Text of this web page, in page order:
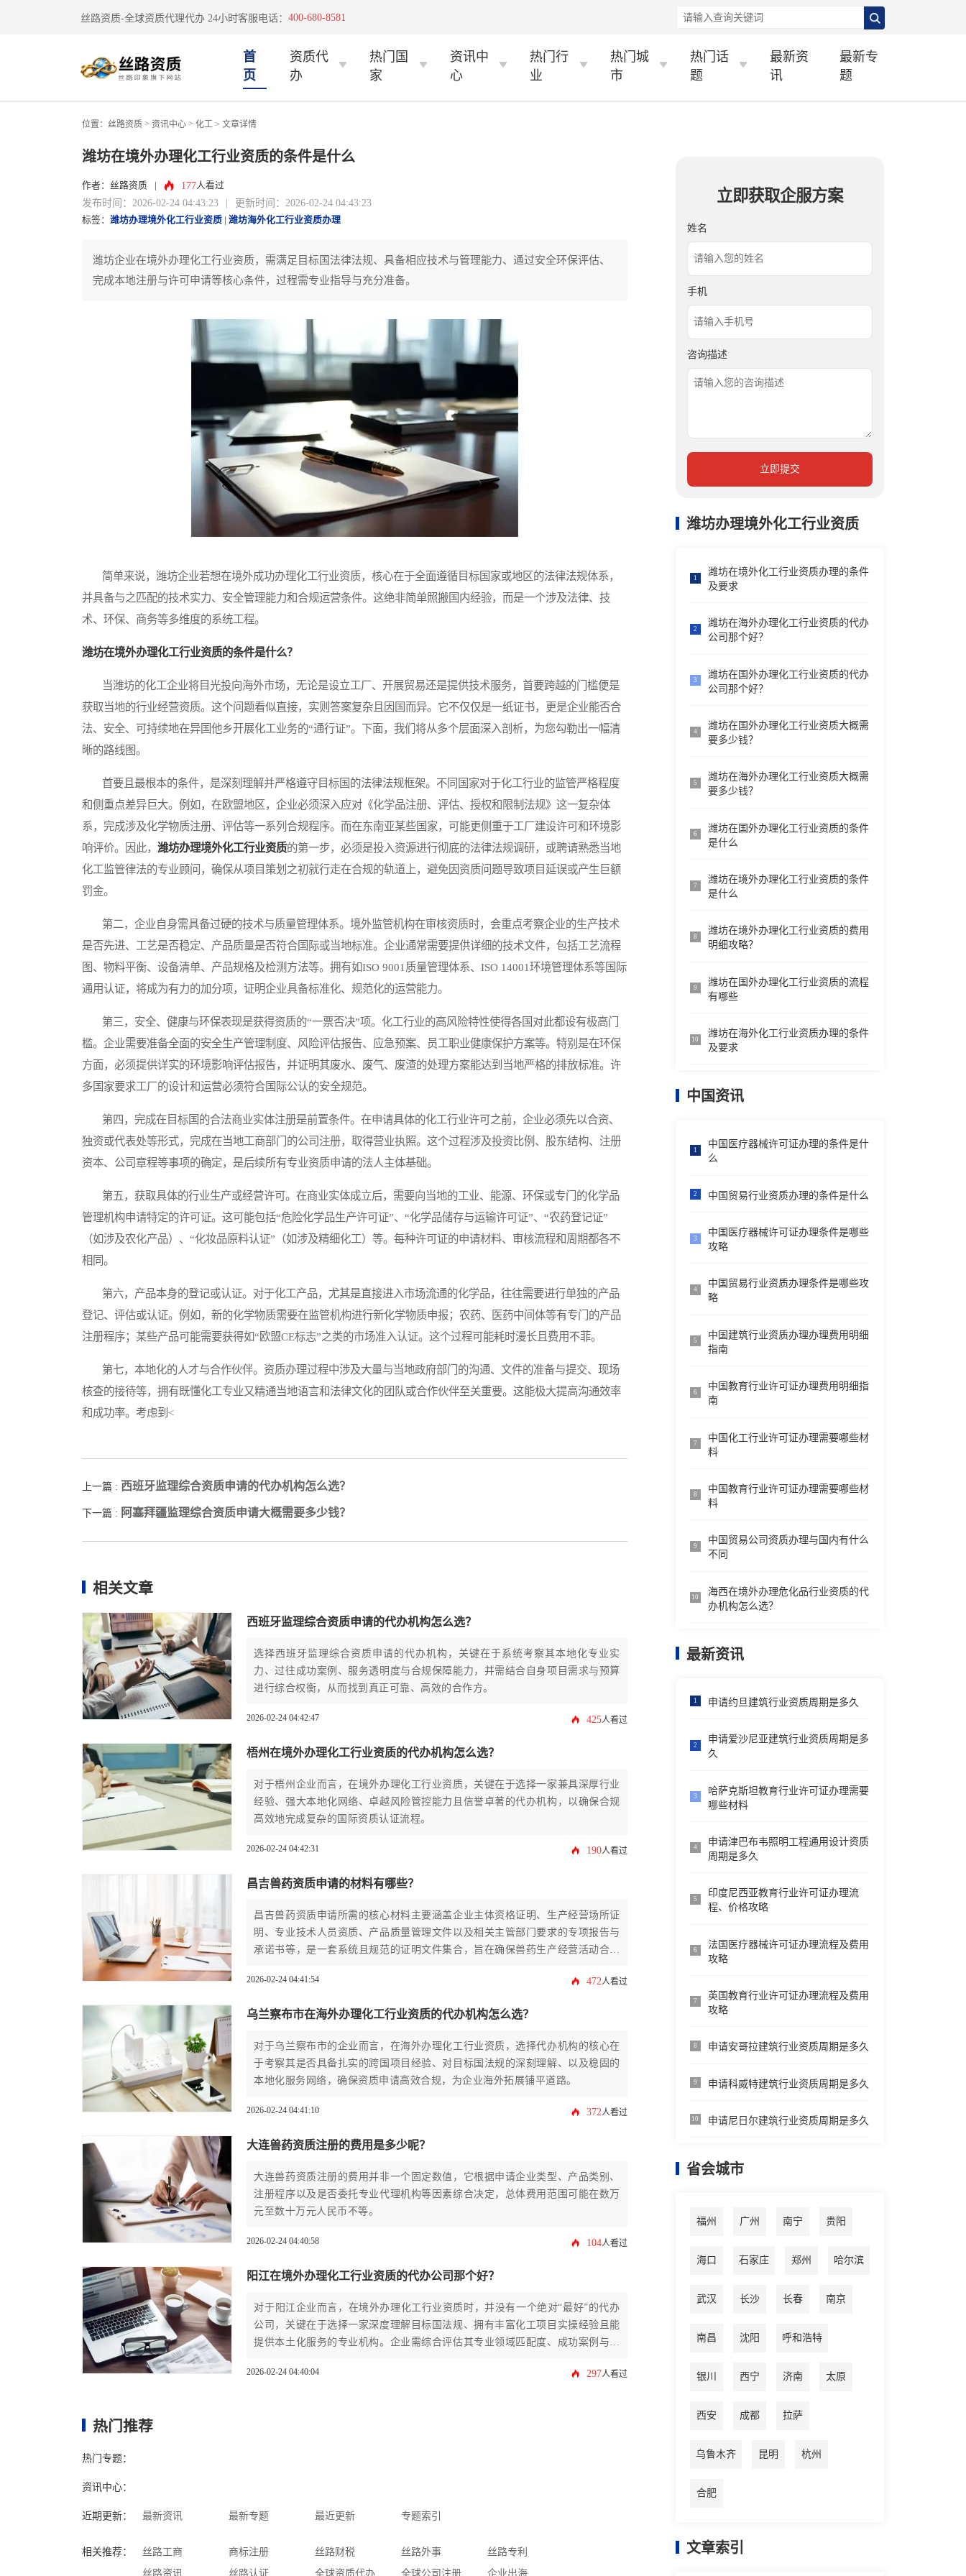
丝路资质-全球资质代理代办 24小时客服电话： 400-680-8581
首
页
资质代
办
热门国
家
资讯中
心
热门行
业
热门城
市
热门话
题
最新资
讯
最新专
题
位置： 丝路资质 > 资讯中心 > 化工 > 文章详情
潍坊在境外办理化工行业资质的条件是什么
作者：丝路资质 177人看过
发布时间：2026-02-24 04:43:23 | 更新时间：2026-02-24 04:43:23
标签： 潍坊办理境外化工行业资质 潍坊海外化工行业资质办理
潍坊企业在境外办理化工行业资质，需满足目标国法律法规、具备相应技术与管理能力、通过安全环保评估、
完成本地注册与许可申请等核心条件，过程需专业指导与充分准备。
简单来说，潍坊企业若想在境外成功办理化工行业资质，核心在于全面遵循目标国家或地区的法律法规体系，
并具备与之匹配的技术实力、安全管理能力和合规运营条件。这绝非简单照搬国内经验，而是一个涉及法律、技
术、环保、商务等多维度的系统工程。
潍坊在境外办理化工行业资质的条件是什么？
当潍坊的化工企业将目光投向海外市场，无论是设立工厂、开展贸易还是提供技术服务，首要跨越的门槛便是
获取当地的行业经营资质。这个问题看似直接，实则答案复杂且因国而异。它不仅仅是一纸证书，更是企业能否合
法、安全、可持续地在异国他乡开展化工业务的“通行证”。下面，我们将从多个层面深入剖析，为您勾勒出一幅清
晰的路线图。
首要且最根本的条件，是深刻理解并严格遵守目标国的法律法规框架。不同国家对于化工行业的监管严格程度
和侧重点差异巨大。例如，在欧盟地区，企业必须深入应对《化学品注册、评估、授权和限制法规》这一复杂体
系，完成涉及化学物质注册、评估等一系列合规程序。而在东南亚某些国家，可能更侧重于工厂建设许可和环境影
响评价。因此， 潍坊办理境外化工行业资质的第一步，必须是投入资源进行彻底的法律法规调研，或聘请熟悉当地
化工监管律法的专业顾问，确保从项目策划之初就行走在合规的轨道上，避免因资质问题导致项目延误或产生巨额
罚金。
第二，企业自身需具备过硬的技术与质量管理体系。境外监管机构在审核资质时，会重点考察企业的生产技术
是否先进、工艺是否稳定、产品质量是否符合国际或当地标准。企业通常需要提供详细的技术文件，包括工艺流程
图、物料平衡、设备清单、产品规格及检测方法等。拥有如ISO 9001质量管理体系、ISO 14001环境管理体系等国际
通用认证，将成为有力的加分项，证明企业具备标准化、规范化的运营能力。
第三，安全、健康与环保表现是获得资质的“一票否决”项。化工行业的高风险特性使得各国对此都设有极高门
槛。企业需要准备全面的安全生产管理制度、风险评估报告、应急预案、员工职业健康保护方案等。特别是在环保
方面，必须提供详实的环境影响评估报告，并证明其废水、废气、废渣的处理方案能达到当地严格的排放标准。许
多国家要求工厂的设计和运营必须符合国际公认的安全规范。
第四，完成在目标国的合法商业实体注册是前置条件。在申请具体的化工行业许可之前，企业必须先以合资、
独资或代表处等形式，完成在当地工商部门的公司注册，取得营业执照。这个过程涉及投资比例、股东结构、注册
资本、公司章程等事项的确定，是后续所有专业资质申请的法人主体基础。
第五，获取具体的行业生产或经营许可。在商业实体成立后，需要向当地的工业、能源、环保或专门的化学品
管理机构申请特定的许可证。这可能包括“危险化学品生产许可证”、“化学品储存与运输许可证”、“农药登记证”
（如涉及农化产品）、“化妆品原料认证”（如涉及精细化工）等。每种许可证的申请材料、审核流程和周期都各不
相同。
第六，产品本身的登记或认证。对于化工产品，尤其是直接进入市场流通的化学品，往往需要进行单独的产品
登记、评估或认证。例如，新的化学物质需要在监管机构进行新化学物质申报；农药、医药中间体等有专门的产品
注册程序；某些产品可能需要获得如“欧盟CE标志”之类的市场准入认证。这个过程可能耗时漫长且费用不菲。
第七，本地化的人才与合作伙伴。资质办理过程中涉及大量与当地政府部门的沟通、文件的准备与提交、现场
核查的接待等，拥有既懂化工专业又精通当地语言和法律文化的团队或合作伙伴至关重要。这能极大提高沟通效率
和成功率。考虑到<
上一篇 : 西班牙监理综合资质申请的代办机构怎么选？
下一篇 : 阿塞拜疆监理综合资质申请大概需要多少钱？
相关文章
西班牙监理综合资质申请的代办机构怎么选？
选择西班牙监理综合资质申请的代办机构，关键在于系统考察其本地化专业实
力、过往成功案例、服务透明度与合规保障能力，并需结合自身项目需求与预算
进行综合权衡，从而找到真正可靠、高效的合作方。
2026-02-24 04:42:47 425人看过
梧州在境外办理化工行业资质的代办机构怎么选？
对于梧州企业而言，在境外办理化工行业资质，关键在于选择一家兼具深厚行业
经验、强大本地化网络、卓越风险管控能力且信誉卓著的代办机构，以确保合规
高效地完成复杂的国际资质认证流程。
2026-02-24 04:42:31 190人看过
昌吉兽药资质申请的材料有哪些？
昌吉兽药资质申请所需的核心材料主要涵盖企业主体资格证明、生产经营场所证
明、专业技术人员资质、产品质量管理文件以及相关主管部门要求的专项报告与
承诺书等，是一套系统且规范的证明文件集合，旨在确保兽药生产经营活动合法
2026-02-24 04:41:54 472人看过
乌兰察布市在海外办理化工行业资质的代办机构怎么选？
对于乌兰察布市的企业而言，在海外办理化工行业资质，选择代办机构的核心在
于考察其是否具备扎实的跨国项目经验、对目标国法规的深刻理解、以及稳固的
本地化服务网络，确保资质申请高效合规，为企业海外拓展铺平道路。
2026-02-24 04:41:10 372人看过
大连兽药资质注册的费用是多少呢？
大连兽药资质注册的费用并非一个固定数值，它根据申请企业类型、产品类别、
注册程序以及是否委托专业代理机构等因素综合决定，总体费用范围可能在数万
元至数十万元人民币不等。
2026-02-24 04:40:58 104人看过
阳江在境外办理化工行业资质的代办公司那个好？
对于阳江企业而言，在境外办理化工行业资质时，并没有一个绝对“最好”的代办
公司，关键在于选择一家深度理解目标国法规、拥有丰富化工项目实操经验且能
提供本土化服务的专业机构。企业需综合评估其专业领域匹配度、成功案例与资
2026-02-24 04:40:04 297人看过
热门推荐
热门专题：
资讯中心：
近期更新： 最新资讯 最新专题 最近更新 专题索引
相关推荐： 丝路工商 商标注册 丝路财税 丝路外事
丝路专利
丝路资讯
丝路认证 全球资质代办 全球公司注册 企业出海
立即获取企服方案
姓名
手机
咨询描述
立即提交
潍坊办理境外化工行业资质
1
潍坊在境外化工行业资质办理的条件
及要求
2
潍坊在海外办理化工行业资质的代办
公司那个好？
3
潍坊在国外办理化工行业资质的代办
公司那个好？
4
潍坊在国外办理化工行业资质大概需
要多少钱？
5
潍坊在海外办理化工行业资质大概需
要多少钱？
6
潍坊在国外办理化工行业资质的条件
是什么
7
潍坊在境外办理化工行业资质的条件
是什么
8
潍坊在境外办理化工行业资质的费用
明细攻略？
9
潍坊在国外办理化工行业资质的流程
有哪些
10
潍坊在海外化工行业资质办理的条件
及要求
中国资讯
1
中国医疗器械许可证办理的条件是什
么
2 中国贸易行业资质办理的条件是什么
3
中国医疗器械许可证办理条件是哪些
攻略
4
中国贸易行业资质办理条件是哪些攻
略
5
中国建筑行业资质办理办理费用明细
指南
6
中国教育行业许可证办理费用明细指
南
7
中国化工行业许可证办理需要哪些材
料
8
中国教育行业许可证办理需要哪些材
料
9
中国贸易公司资质办理与国内有什么
不同
10
海西在境外办理危化品行业资质的代
办机构怎么选？
最新资讯
1 申请约旦建筑行业资质周期是多久
2
申请爱沙尼亚建筑行业资质周期是多
久
3
哈萨克斯坦教育行业许可证办理需要
哪些材料
4
申请津巴布韦照明工程通用设计资质
周期是多久
5
印度尼西亚教育行业许可证办理流
程、价格攻略
6
法国医疗器械许可证办理流程及费用
攻略
7
英国教育行业许可证办理流程及费用
攻略
8 申请安哥拉建筑行业资质周期是多久
9 申请科威特建筑行业资质周期是多久
10 申请尼日尔建筑行业资质周期是多久
省会城市
福州 广州 南宁 贵阳
海口 石家庄 郑州 哈尔滨
武汉 长沙 长春 南京
南昌 沈阳 呼和浩特
银川 西宁 济南 太原
西安 成都 拉萨
乌鲁木齐 昆明 杭州
合肥
文章索引